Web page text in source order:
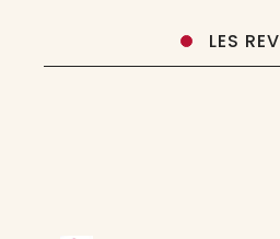
LES